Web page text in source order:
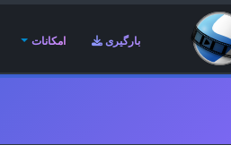
بارگیری امکانات